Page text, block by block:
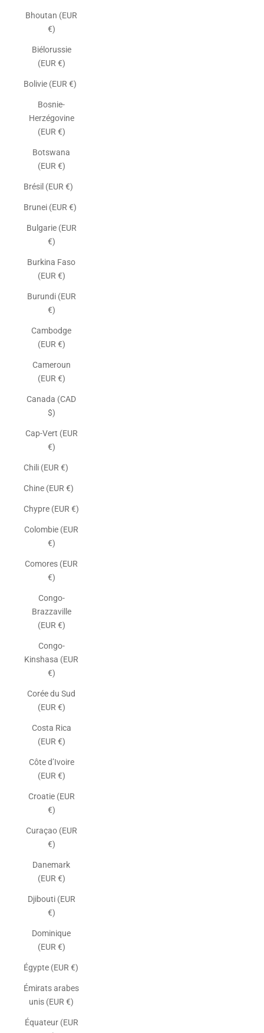
Bhoutan (EUR
€)
Biélorussie
(EUR €)
Bolivie (EUR €)
Bosnie-
Herzégovine
(EUR €)
Botswana
(EUR €)
Brésil (EUR €)
Brunei (EUR €)
Bulgarie (EUR
€)
Burkina Faso
(EUR €)
Burundi (EUR
€)
Cambodge
(EUR €)
Cameroun
(EUR €)
Canada (CAD
$)
Cap-Vert (EUR
€)
Chili (EUR €)
Chine (EUR €)
Chypre (EUR €)
Colombie (EUR
€)
Comores (EUR
€)
Congo-
Brazzaville
(EUR €)
Congo-
Kinshasa (EUR
€)
Corée du Sud
(EUR €)
Costa Rica
(EUR €)
Côte d’Ivoire
(EUR €)
Croatie (EUR
€)
Curaçao (EUR
€)
Danemark
(EUR €)
Djibouti (EUR
€)
Dominique
(EUR €)
Égypte (EUR €)
Émirats arabes
unis (EUR €)
Équateur (EUR